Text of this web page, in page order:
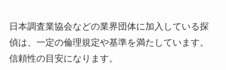
日本調査業協会などの業界団体に加入している探
偵は、一定の倫理規定や基準を満たしています。
信頼性の目安になります。